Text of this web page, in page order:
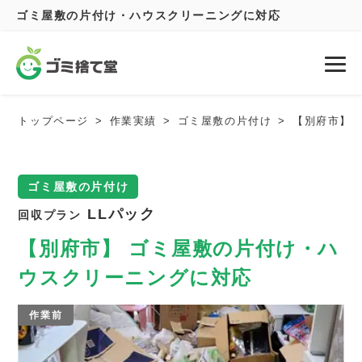
ゴミ屋敷の片付け・ハウスクリーニングに対応
トップページ 作業実績 ゴミ屋敷の片付け 【別府市】
ゴミ屋敷の片付け
回収プラン LLパック
【別府市】 ゴミ屋敷の片付け・ハ
ウスクリーニングに対応
作業前